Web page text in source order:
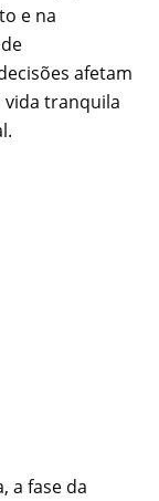
e na
afetam
tranquila
a fase da